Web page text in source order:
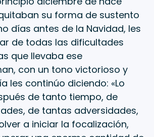
su forma de sustento
días antes de la Navidad, les
de todas las dificultades
que llevaba ese
con un tono victorioso y
les continúo diciendo: «Lo
de tanto tiempo, de
de tantas adversidades,
a iniciar la focalización,